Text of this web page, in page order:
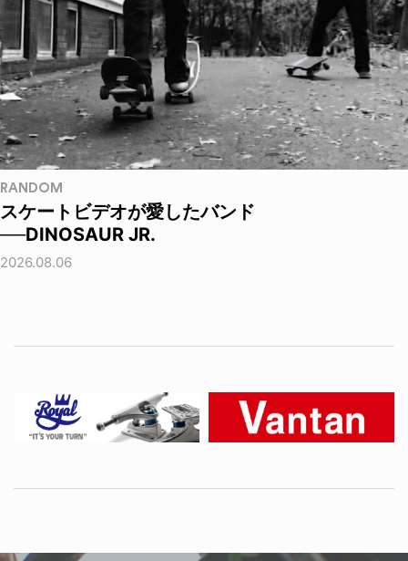
RANDOM
スケートビデオが愛したバンド
──DINOSAUR JR.
2026.08.06